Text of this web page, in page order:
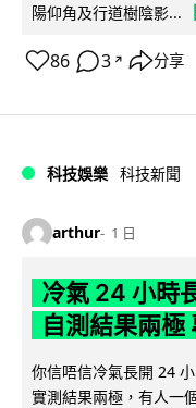
陽仰角及行道樹陰影...
86 3 ↗ 分享
科技娛樂 科技新聞
arthur 1 日
冷氣 24 小時
自測結果兩極
你信唔信冷氣長開 24
實測結果兩極，有人一